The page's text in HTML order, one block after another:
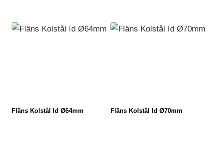
Fläns Kolstål Id Ø64mm Fläns Kolstål Id Ø70mm